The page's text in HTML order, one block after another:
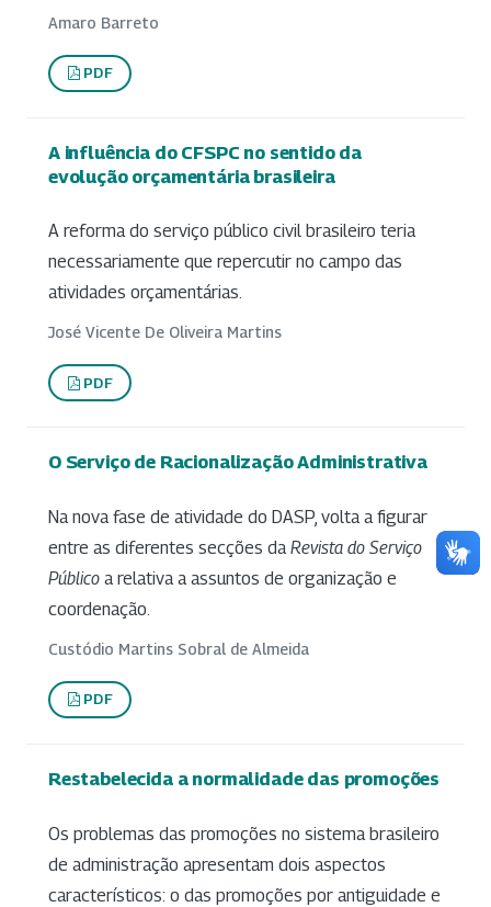
Amaro Barreto
PDF
A influência do CFSPC no sentido da
evolução orçamentária brasileira
A reforma do serviço público civil brasileiro teria
necessariamente que repercutir no campo das
atividades orçamentárias.
José Vicente De Oliveira Martins
PDF
O Serviço de Racionalização Administrativa
Na nova fase de atividade do DASP, volta a figurar
entre as diferentes secções daRevista do Serviço
Público a relativa a assuntos de organização e
coordenação.
Custódio Martins Sobral de Almeida
PDF
Restabelecida a normalidade das promoções
Os problemas das promoções no sistema brasileiro
de administração apresentam dois aspectos
característicos: o das promoções por antiguidade e